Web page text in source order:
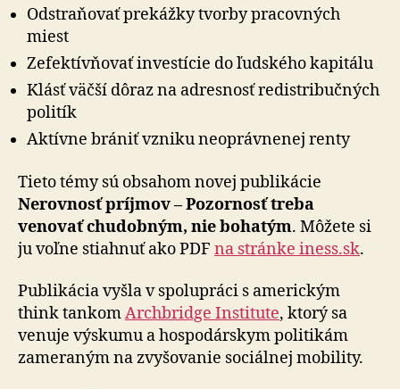
Odstraňovať prekážky tvorby pracovných
miest
Zefektívňovať investície do ľudského kapitálu
Klásť väčší dôraz na adresnosť redistribučných
politík
Aktívne brániť vzniku neoprávnenej renty
Tieto témy sú obsahom novej publikácie
Nerovnosť príjmov – Pozornosť treba
venovať chudobným, nie bohatým. Môžete si
ju voľne stiahnuť ako PDF na stránke iness.sk.
Publikácia vyšla v spolupráci s americkým
think tankomArchbridge Institute, ktorý sa
venuje výskumu a hospodárskym politikám
zameraným na zvyšovanie sociálnej mobility.